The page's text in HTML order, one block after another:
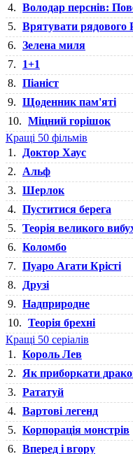
4. Володар перснів:
5. Врятувати рядового
6. Зелена миля
7.
1+1
8. Піаніст
9. Щоденник пам'яті
10. Міцний горішок
Кращі 50 фільмів
1.
Доктор Хаус
2.
Альф
3. Шерлок
4. Пуститися берега
5. Теорія великого
6. Коломбо
7. Пуаро Агати Крісті
8.
Друзі
9. Надприродне
10. Теорія брехні
Кращі 50 серіалів
1. Король Лев
2.
Як приборкати
3. Рататуй
4. Вартові легенд
5. Корпорація монстрів
6. Вперед і вгору